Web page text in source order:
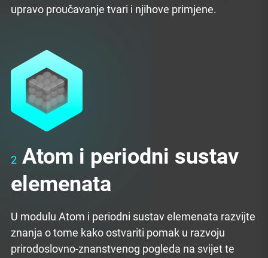
upravo proučavanje tvari i njihove primjene.
2 Atom i periodni sustav
elemenata
U modulu Atom i periodni sustav elemenata razvijte
znanja o tome kako ostvariti pomak u razvoju
prirodoslovno-znanstvenog pogleda na svijet te